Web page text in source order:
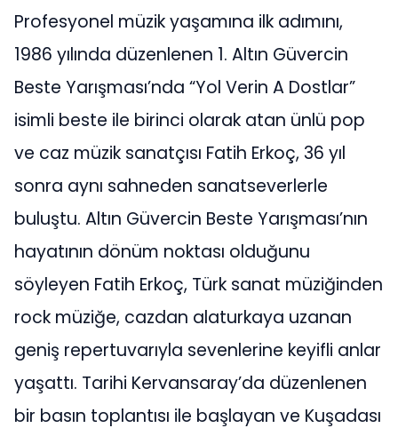
Profesyonel müzik yaşamına ilk adımını,
1986 yılında düzenlenen 1. Altın Güvercin
Beste Yarışması’nda “Yol Verin A Dostlar”
isimli beste ile birinci olarak atan ünlü pop
ve caz müzik sanatçısı Fatih Erkoç, 36 yıl
sonra aynı sahneden sanatseverlerle
buluştu. Altın Güvercin Beste Yarışması’nın
hayatının dönüm noktası olduğunu
söyleyen Fatih Erkoç, Türk sanat müziğinden
rock müziğe, cazdan alaturkaya uzanan
geniş repertuvarıyla sevenlerine keyifli anlar
yaşattı. Tarihi Kervansaray’da düzenlenen
bir basın toplantısı ile başlayan ve Kuşadası